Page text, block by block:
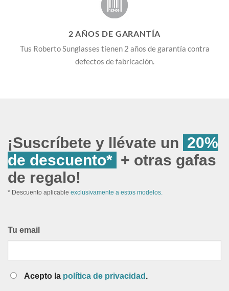
2 AÑOS DE GARANTÍA
Tus Roberto Sunglasses tienen 2 años de garantía contra
defectos de fabricación.
¡Suscríbete y llévate un 20%
de descuento* + otras gafas
de regalo!
* Descuento aplicable exclusivamente a estos modelos.
Tu email
Acepto la política de privacidad .